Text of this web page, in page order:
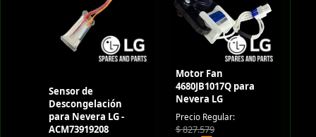
Sensor de
Descongelación
para Nevera LG -
ACM73919208
Motor Fan
4680JB1017Q para
Nevera LG
Precio Regular:
$827.579